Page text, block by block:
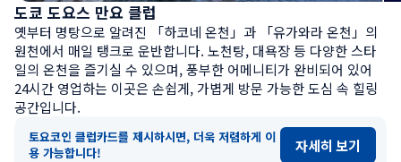
도쿄 도요스 만요 클럽
옛부터 명탕으로 알려진 「하코네 온천」과 「유가와라 온천」의
원천에서 매일 탱크로 운반합니다. 노천탕, 대욕장 등 다양한 스타
일의 온천을 즐기실 수 있으며, 풍부한 어메니티가 완비되어 있어
24시간 영업하는 이곳은 손쉽게, 가볍게 방문 가능한 도심 속 힐링
공간입니다.
토요코인 클럽카드를 제시하시면, 더욱 저렴하게 이
용 가능합니다!
자세히 보기